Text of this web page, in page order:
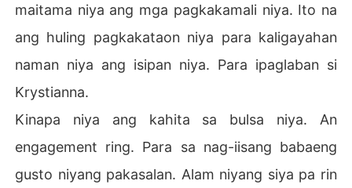
maitama niya ang mga pagkakamali niya. Ito na
ang huling pagkakataon niya para kaligayahan
naman niya ang isipan niya. Para ipaglaban si
Krystianna.
Kinapa niya ang kahita sa bulsa niya. An
engagement ring. Para sa nag-iisang babaeng
gusto niyang pakasalan. Alam niyang siya pa rin